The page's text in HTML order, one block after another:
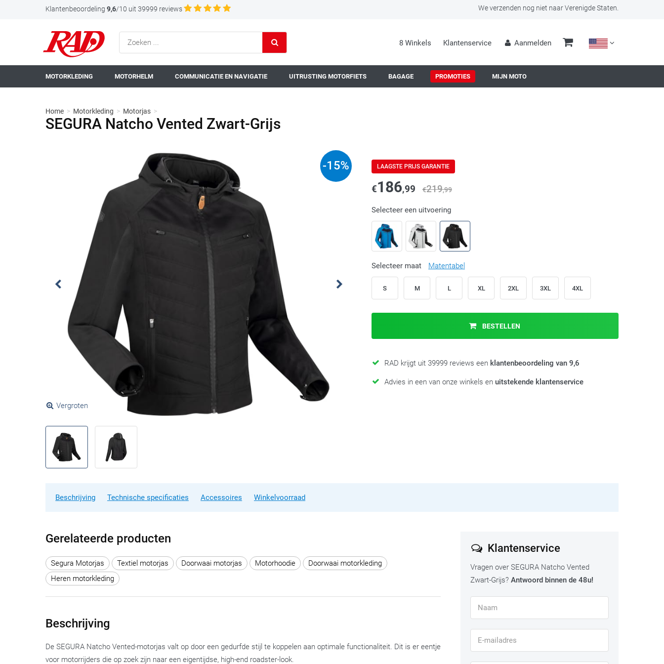
Klantenbeoordeling 9,6/10 uit 39999 reviews We verzenden nog niet naar Verenigde Staten.
8 Winkels Klantenservice Aanmelden
MOTORKLEDING MOTORHELM COMMUNICATIE EN NAVIGATIE UITRUSTING MOTORFIETS BAGAGE PROMOTIES MIJN MOTO
Home > Motorkleding > Motorjas >
SEGURA Natcho Vented Zwart-Grijs
Vergroten
-15% LAAGSTE PRIJS GARANTIE
€186,99 €219,99
Selecteer een uitvoering
Selecteer maat Matentabel
S M L XL 2XL 3XL 4XL
BESTELLEN
RAD krijgt uit 39999 reviews een klantenbeoordeling van 9,6
Advies in een van onze winkels en uitstekende klantenservice
Beschrijving Technische specificaties Accessoires Winkelvoorraad
Gerelateerde producten
Segura Motorjas Textiel motorjas Doorwaai motorjas Motorhoodie
Doorwaai motorkleding
Heren motorkleding
Beschrijving
De SEGURA Natcho Vented-motorjas valt op door een gedurfde stijl te koppelen aan optimale functionaliteit. Dit is er eentje
voor motorrijders die op zoek zijn naar een eigentijdse, high-end roadster-look.
Klantenservice
Vragen over SEGURA Natcho Vented
Zwart-Grijs? Antwoord binnen de 48u!